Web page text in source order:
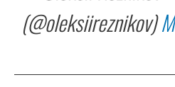
(@oleksiireznikov)